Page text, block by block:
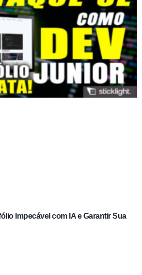
Impecável com IA e Garantir Sua